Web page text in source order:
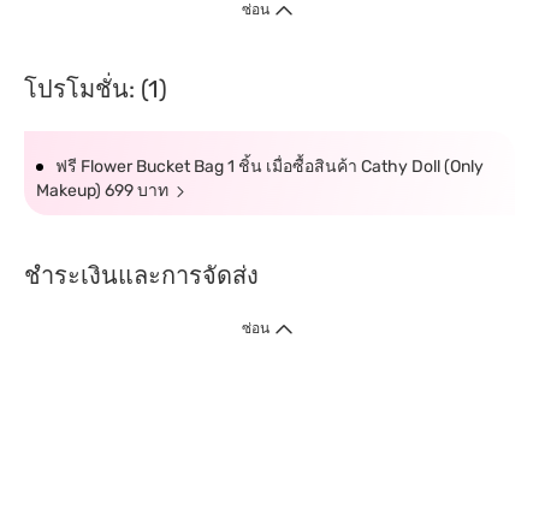
ซ่อน
โปรโมชั่น: (1)
ฟรี Flower Bucket Bag 1 ชิ้น เมื่อซื้อสินค้า Cathy Doll (Only
Makeup) 699 บาท
ชำระเงินและการจัดส่ง
ซ่อน